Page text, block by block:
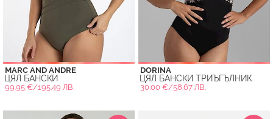
MARC AND ANDRE
ЦЯЛ БАНСКИ
99.95 €/195.49 ЛВ.
DORINA
ЦЯЛ БАНСКИ ТРИЪГЪЛНИК
30.00 €/58.67 ЛВ.